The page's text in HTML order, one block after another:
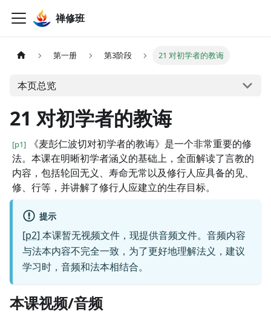
禅修班
第一册 第3阶段 21 对初学者的教诲
本页总览
21 对初学者的教诲
[p1]
《麦彭仁波切对初学者的教诲》是一个非常重要的修
法。本课在明晰初学者涵义的基础上，全面解读了言教的
内容，包括轮回无义、寿命无常以及修行人应具备的见、
修、行等，并讲解了修行人应建立的生存目标。
提示
[p2] 本课暂无视频文件，现提供音频文件。音频内容
与法本内容不完全一致，为了更好地理解法义，建议
学习时，音频和法本相结合。
本课视频/音频